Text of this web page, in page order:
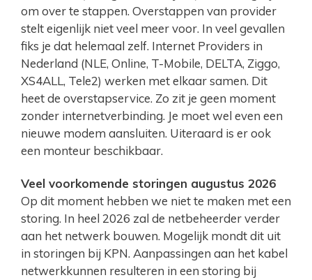
om over te stappen. Overstappen van provider
stelt eigenlijk niet veel meer voor. In veel gevallen
fiks je dat helemaal zelf. Internet Providers in
Nederland (NLE, Online, T-Mobile, DELTA, Ziggo,
XS4ALL, Tele2) werken met elkaar samen. Dit
heet de overstapservice. Zo zit je geen moment
zonder internetverbinding. Je moet wel even een
nieuwe modem aansluiten. Uiteraard is er ook
een monteur beschikbaar.
Veel voorkomende storingen augustus 2026
Op dit moment hebben we niet te maken met een
storing. In heel 2026 zal de netbeheerder verder
aan het netwerk bouwen. Mogelijk mondt dit uit
in storingen bij KPN. Aanpassingen aan het kabel
netwerkkunnen resulteren in een storing bij